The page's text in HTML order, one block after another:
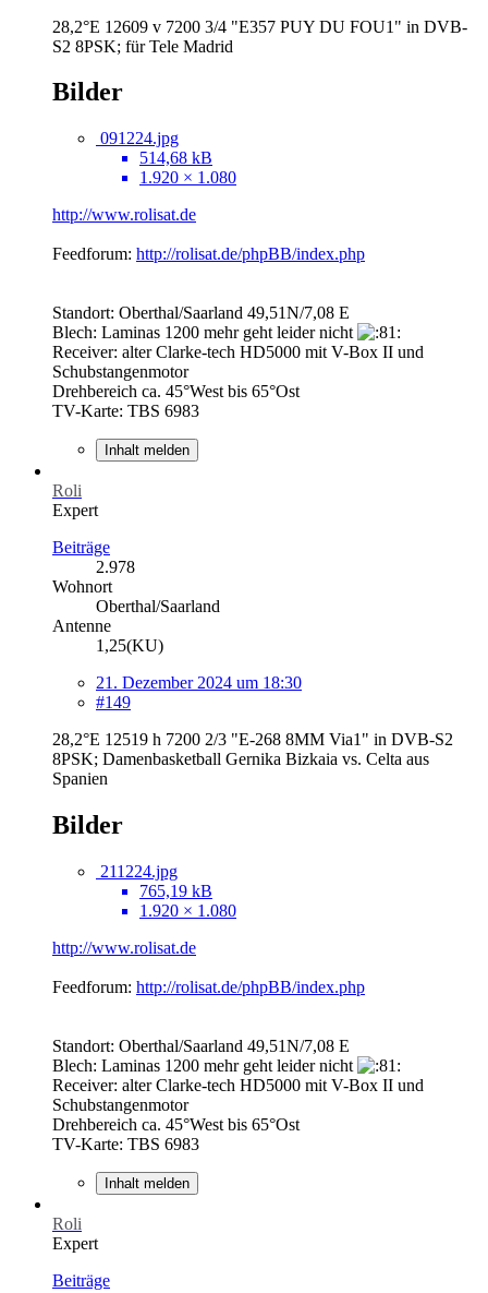
28,2°E 12609 v 7200 3/4 "E357 PUY DU FOU1" in DVB-
S2 8PSK; für Tele Madrid
Bilder
091224.jpg
514,68 kB
1.920 × 1.080
http://www.rolisat.de
Feedforum: http://rolisat.de/phpBB/index.php
Standort: Oberthal/Saarland 49,51N/7,08 E
Blech: Laminas 1200 mehr geht leider nicht
Receiver: alter Clarke-tech HD5000 mit V-Box II und
Schubstangenmotor
Drehbereich ca. 45°West bis 65°Ost
TV-Karte: TBS 6983
Inhalt melden
Roli
Expert
Beiträge
2.978
Wohnort
Oberthal/Saarland
Antenne
1,25(KU)
21. Dezember 2024 um 18:30
#149
28,2°E 12519 h 7200 2/3 "E-268 8MM Via1" in DVB-S2
8PSK; Damenbasketball Gernika Bizkaia vs. Celta aus
Spanien
Bilder
211224.jpg
765,19 kB
1.920 × 1.080
http://www.rolisat.de
Feedforum: http://rolisat.de/phpBB/index.php
Standort: Oberthal/Saarland 49,51N/7,08 E
Blech: Laminas 1200 mehr geht leider nicht
Receiver: alter Clarke-tech HD5000 mit V-Box II und
Schubstangenmotor
Drehbereich ca. 45°West bis 65°Ost
TV-Karte: TBS 6983
Inhalt melden
Roli
Expert
Beiträge